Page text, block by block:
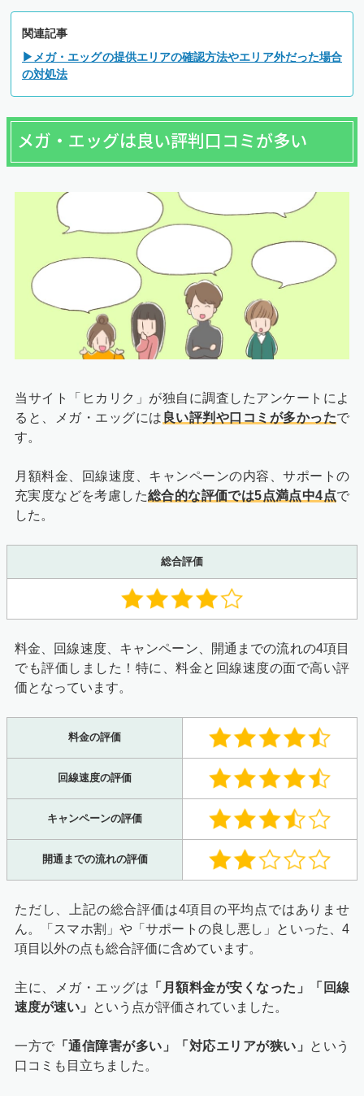
関連記事
▶メガ・エッグの提供エリアの確認方法やエリア外だった場合
の対処法
メガ・エッグは良い評判口コミが多い
当サイト「ヒカリク」が独自に調査したアンケートによ
ると、メガ・エッグには 良い評判や口コミが多かったで
す。
月額料金、回線速度、キャンペーンの内容、サポートの
充実度などを考慮した総合的な評価では5点満点中4点で
した。
総合評価
料金、回線速度、キャンペーン、開通までの流れの4項目
でも評価しました！特に、料金と回線速度の面で高い評
価となっています。
料金の評価
回線速度の評価
キャンペーンの評価
開通までの流れの評価
ただし、上記の総合評価は4項目の平均点ではありませ
ん。「スマホ割」や「サポートの良し悪し」といった、4
項目以外の点も総合評価に含めています。
主に、メガ・エッグは 「月額料金が安くなった」「回線
速度が速い」
という点が評価されていました。
一方で 「通信障害が多い」「対応エリアが狭い」
という
口コミも目立ちました。